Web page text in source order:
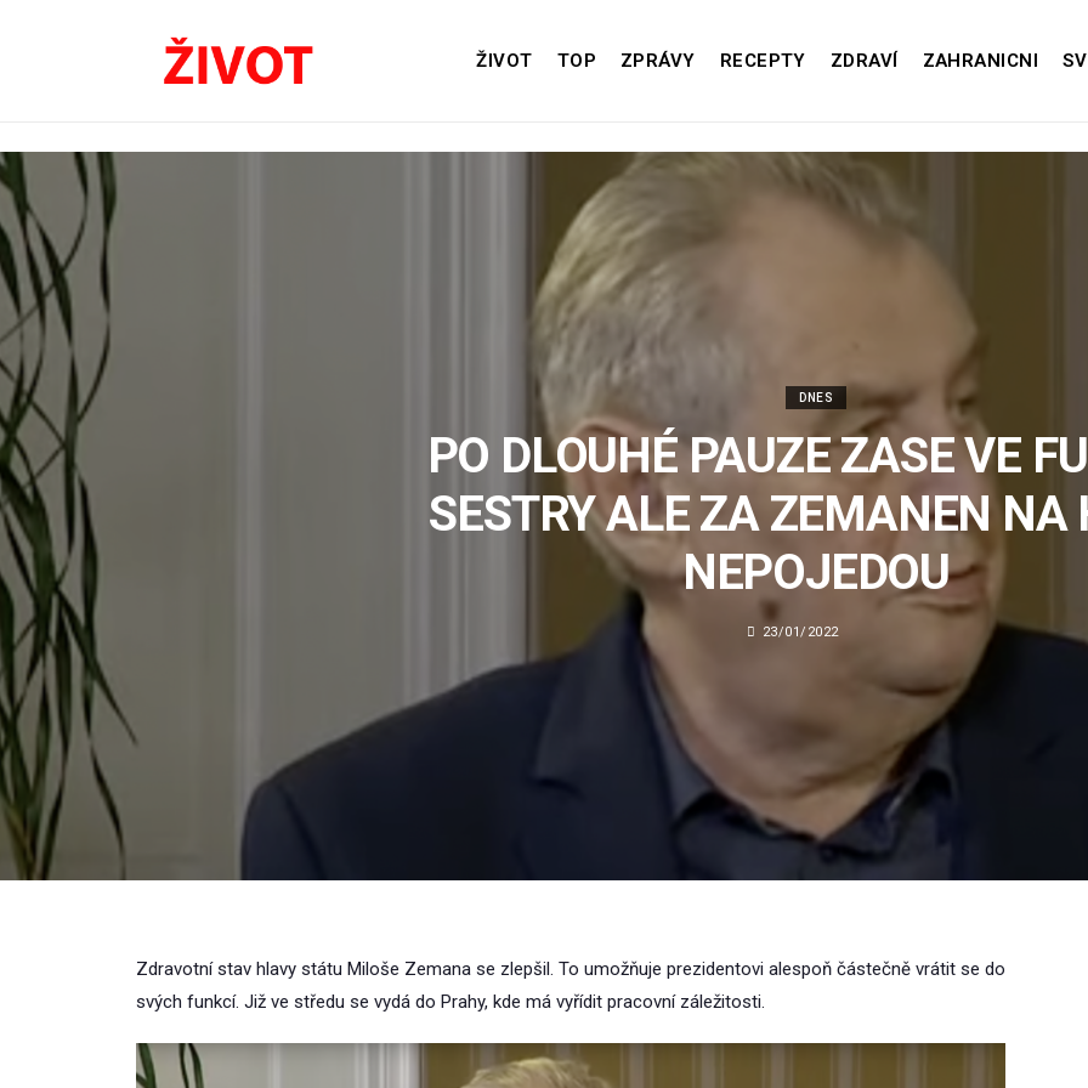
ŽIVOT TOP ZPRÁVY RECEPTY ZDRAVÍ ZAHRANICNI
DNES
PO DLOUHÉ PAUZE ZASE VE
SESTRY ALE ZA ZEMANEN NA
NEPOJEDOU
23/01/2022
Zdravotní stav hlavy státu Miloše Zemana se zlepšil. To umožňuje prezidentovi alespoň částečně vrátit se do
svých funkcí. Již ve středu se vydá do Prahy, kde má vyřídit pracovní záležitosti.